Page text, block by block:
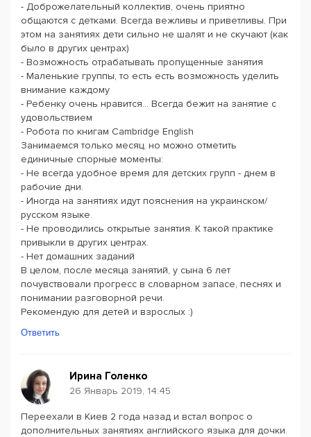
- Доброжелательный коллектив, очень приятно
общаются с детками. Всегда вежливы и приветливы. При
этом на занятиях дети сильно не шалят и не скучают (как
было в других центрах)
- Возможность отрабатывать пропущенные занятия
- Маленькие группы, то есть есть возможность уделить
внимание каждому
- Ребенку очень нравится… Всегда бежит на занятие с
удовольствием
- Робота по книгам Cambridge English
Занимаемся только месяц, но можно отметить
единичные спорные моменты:
- Не всегда удобное время для детских групп - днем в
рабочие дни.
- Иногда на занятиях идут пояснения на украинском/
русском языке.
- Не проводились открытые занятия. К такой практике
привыкли в других центрах.
- Нет домашних заданий
В целом, после месяца занятий, у сына 6 лет
почувствовали прогресс в словарном запасе, песнях и
понимании разговорной речи.
Рекомендую для детей и взрослых :)
Ответить
Ирина Голенко
26 Январь 2019, 14:45
Переехали в Киев 2 года назад и встал вопрос о
дополнительных занятиях английского языка для дочки.